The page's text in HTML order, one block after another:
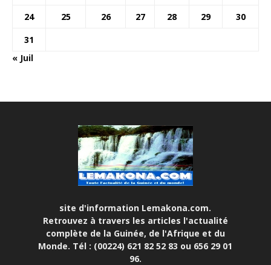
24
25 26 27 28 29
30
31
« Juil
site d'information Lemakona.com.
Retrouvez à travers les articles l'actualité
complète de la Guinée, de l'Afrique et du
Monde. Tél : (00224) 621 82 52 83 ou 656 29 01
96.